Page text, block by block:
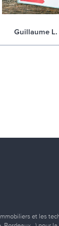
Guillaume L.
et les